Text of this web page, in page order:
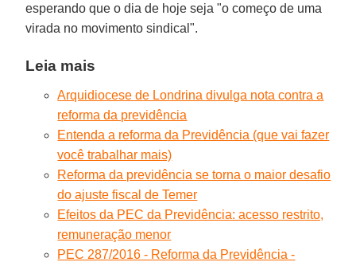
esperando que o dia de hoje seja "o começo de uma
virada no movimento sindical".
Leia mais
Arquidiocese de Londrina divulga nota contra a
reforma da previdência
Entenda a reforma da Previdência (que vai fazer
você trabalhar mais)
Reforma da previdência se torna o maior desafio
do ajuste fiscal de Temer
Efeitos da PEC da Previdência: acesso restrito,
remuneração menor
PEC 287/2016 - Reforma da Previdência -